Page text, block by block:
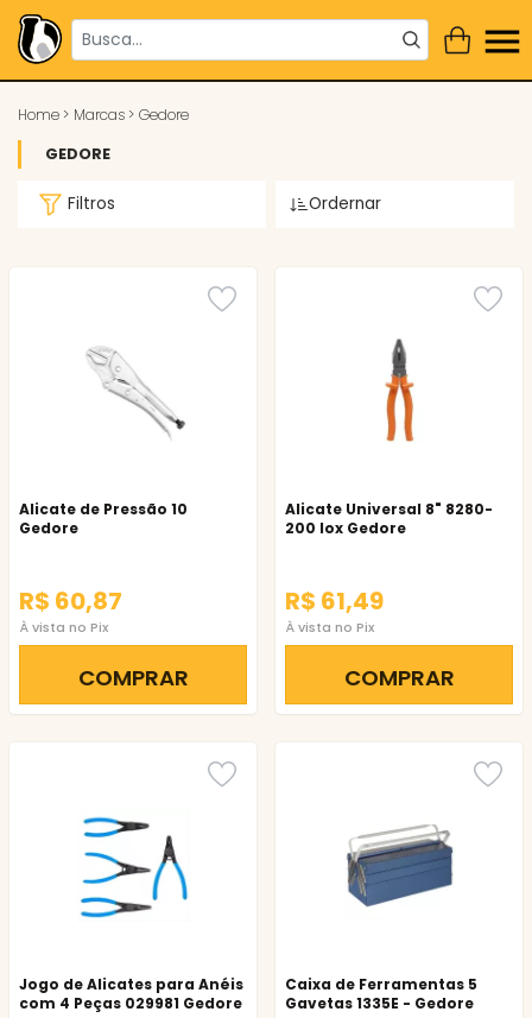
Home > Marcas > Gedore
GEDORE
Filtros Ordernar
Alicate de Pressão 10
Gedore
R$ 60,87
À vista no Pix
COMPRAR
Alicate Universal 8" 8280-
200 Iox Gedore
R$ 61,49
À vista no Pix
COMPRAR
Jogo de Alicates para Anéis
com 4 Peças 029981 Gedore
Caixa de Ferramentas 5
Gavetas 1335E - Gedore